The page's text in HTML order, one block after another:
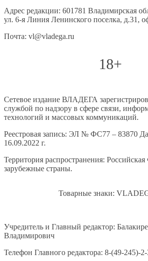
Адрес редакции: 601781 Владимирская
ул. 6-я Линия Ленинского поселка, д.31,
Почта: vl@vladega.ru
18+
Сетевое издание ВЛАДЕГА
службой по надзору в сфере связи,
технологий и массовых коммуникаций.
Реестровая запись: ЭЛ № ФС77 – 83870
16.09.2022 г.
Территория распространения:
зарубежные страны.
Товарные знаки:
Учредитель и Главный редактор:
Владимирович
Телефон Главного редактора: 8-(49-245)-